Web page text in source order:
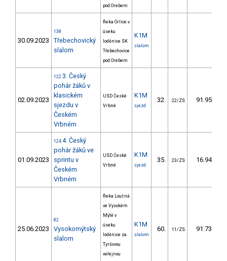
pod Orebem
30.09.2023
138
Třebechovický
slalom
Řeka Orlice v
úseku
loděnice SK
Třebechovice
pod Orebem
K1M
slalom
02.09.2023
122 3. Český
pohár žáků v
klasickém
sjezdu v
Českém
Vrbném
USD České
Vrbné
K1M
sjezd
32. 22/ZS 91.95
01.09.2023
124 4. Český
pohár žáků ve
sprintu v
Českém
Vrbném
USD České
Vrbné
K1M
sjezd
35. 23/ZS 16.94
25.06.2023
82
Vysokomýtský
slalom
Řeka Loučná
ve Vysokém
Mýtě v
úseku
loděnice za
Tyršovou
veřejnou
K1M
slalom
60. 11/ZS 91.73